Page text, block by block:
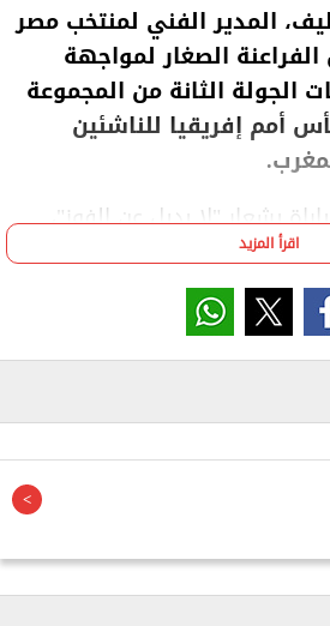
المدير الفني لمنتخب مصر
الفراعنة الصغار لمواجهة
الثانة من المجموعة
أمم إفريقيا للناشئين
بشعار "لا بديل عن الفوز"،
أمام منتخب إثيوبيا في
على النحو التالي:
آدم يوسف، عادل علاء، محمد
أدهم حسيب، خالد مختار.
اقرأ المزيد